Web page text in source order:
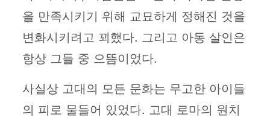
을 만족시키기 위해 교묘하게 정해진 것을
변화시키려고 꾀했다. 그리고 아동 살인은
항상 그들 중 으뜸이었다.
사실상 고대의 모든 문화는 무고한 아이들
의 피로 물들어 있었다. 고대 로마의 원치